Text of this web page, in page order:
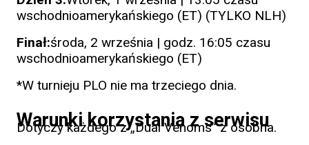
wschodnioamerykańskiego (ET) (TYLKO NLH)
Finał:środa, 2 września | godz. 16:05 czasu
wschodnioamerykańskiego (ET)
*W turnieju PLO nie ma trzeciego dnia.
Warunki korzystania z serwisu
Dotyczy każdego z „Dual Venoms” z osobna.